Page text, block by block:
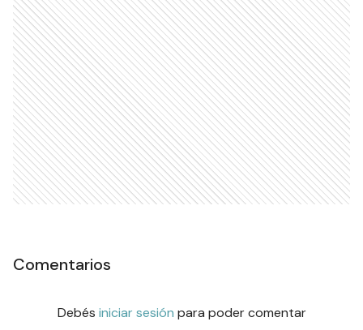
Comentarios
Debés iniciar sesión para poder comentar